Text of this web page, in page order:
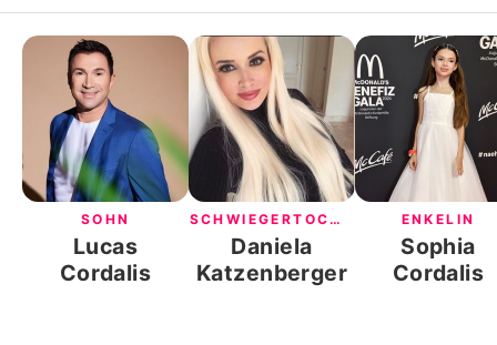
SOHN
Lucas
Cordalis
SCHWIEGERTOCHT
ER
Daniela
Katzenberger
ENKELIN
Sophia
Cordalis